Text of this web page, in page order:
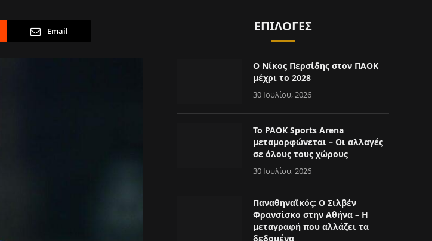
Email ΕΠΙΛΟΓΈΣ
Ο Νίκος Περσίδης στον ΠΑΟΚ
μέχρι το 2028
30 Ιουλίου, 2026
Το PAOK Sports Arena
μεταμορφώνεται – Οι αλλαγές
σε όλους τους χώρους
30 Ιουλίου, 2026
Παναθηναϊκός: Ο Σιλβέν
Φρανσίσκο στην Αθήνα – Η
μεταγραφή που αλλάζει τα
δεδομένα